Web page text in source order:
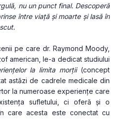
nu un punct final. Descoperă
între viață și moarte și lasă în
pe care dr. Raymond Moody,
american, le-a dedicat studiului
la limita morții (concept
astăzi de cadrele medicale din
la numeroase experiențe care
sufletului, ci oferă și o
care acesta este conectat cu